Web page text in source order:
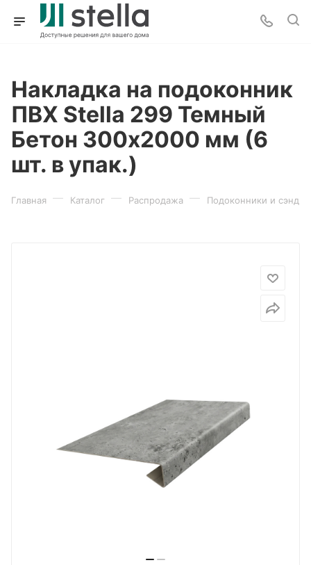
Накладка на подоконник
ПВХ Stella 299 Темный
Бетон 300х2000 мм (6
шт. в упак.)
Главная — Каталог — Распродажа — Подоконники и